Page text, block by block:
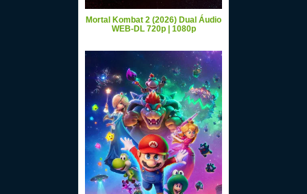
Mortal Kombat 2 (2026) Dual Áudio
WEB-DL 720p | 1080p